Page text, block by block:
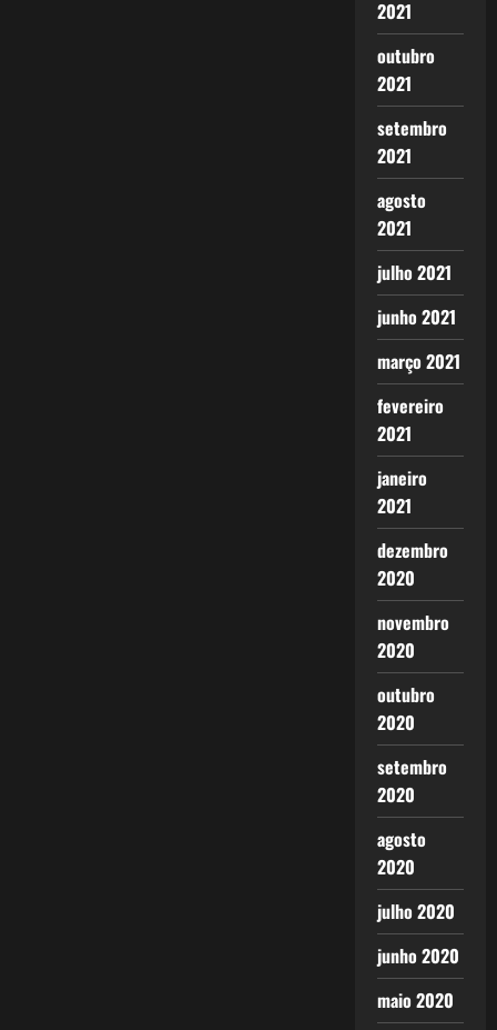
2021
outubro
2021
setembro
2021
agosto
2021
julho 2021
junho 2021
março 2021
fevereiro
2021
janeiro
2021
dezembro
2020
novembro
2020
outubro
2020
setembro
2020
agosto
2020
julho 2020
junho 2020
maio 2020